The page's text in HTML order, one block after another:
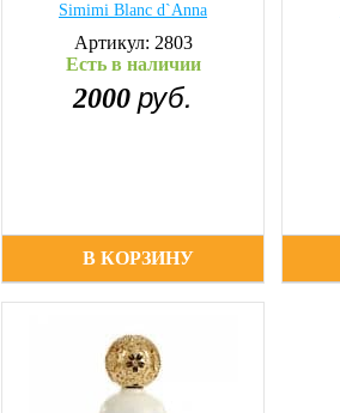
Simimi Blanc d`Anna
Артикул: 2803
Есть в наличии
2000 руб.
В КОРЗИНУ